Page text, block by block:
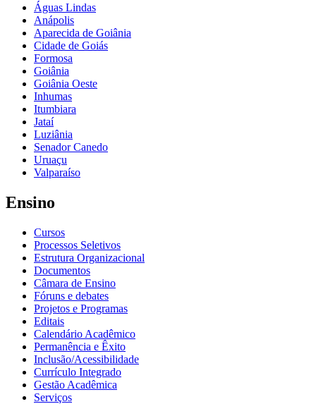
Águas Lindas
Anápolis
Aparecida de Goiânia
Cidade de Goiás
Formosa
Goiânia
Goiânia Oeste
Inhumas
Itumbiara
Jataí
Luziânia
Senador Canedo
Uruaçu
Valparaíso
Ensino
Cursos
Processos Seletivos
Estrutura Organizacional
Documentos
Câmara de Ensino
Fóruns e debates
Projetos e Programas
Editais
Calendário Acadêmico
Permanência e Êxito
Inclusão/Acessibilidade
Currículo Integrado
Gestão Acadêmica
Serviços